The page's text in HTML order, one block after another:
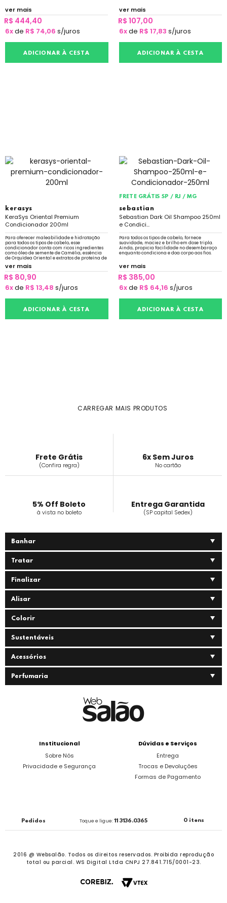
ver mais
R$ 444,40
6xde R$ 74,06 s/juros
ADICIONAR À CESTA
ver mais
R$ 107,00
6xde R$ 17,83 s/juros
ADICIONAR À CESTA
kerasys
KeraSys Oriental Premium
Condicionador 200ml
Para oferecer maleabilidade e hidratação
para todos os tipos de cabelo, esse
condicionador conta com ricos ingredientes
como óleo de semente de Camélia, essência
de Orquídea Oriental e extratos de proteína de
trigo hidrolisada. Confere maciez e brilho.
ver mais
R$ 80,90
6xde R$ 13,48 s/juros
ADICIONAR À CESTA
FRETE GRÁTIS SP / RJ / MG
sebastian
Sebastian Dark Oil Shampoo 250ml
e Condici...
Para todos os tipos de cabelo, fornece
suavidade, maciez e brilho em dose tripla.
Ainda, propicia facilidade no desembaraço
enquanto condiciona e doa corpo aos fios.
ver mais
R$ 385,00
6xde R$ 64,16 s/juros
ADICIONAR À CESTA
CARREGAR MAIS PRODUTOS
Frete Grátis
(Confira regra)
6x Sem Juros
No cartão
5% Off Boleto
à vista no boleto
Entrega Garantida
(SP capital Sedex)
Banhar
Tratar
Finalizar
Alisar
Colorir
Sustentáveis
Acessórios
Perfumaria
Institucional
Sobre Nós
Privacidade e Segurança
Dúvidas e Serviços
Entrega
Trocas e Devoluções
Formas de Pagamento
Pedidos Toque e ligue:11 3136.0365 0 itens
2016 @ Websalão. Todos os direitos reservados. Proibida reprodução
total ou parcial. WS Digital Ltda CNPJ 27.841.715/0001-23.